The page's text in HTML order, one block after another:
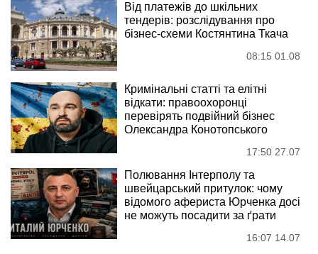
Від платежів до шкільних
тендерів: розслідування про
бізнес-схеми Костянтина Ткача
08:15 01.08
Кримінальні статті та елітні
відкати: правоохоронці
перевірять подвійний бізнес
Олександра Конотопського
17:50 27.07
Полювання Інтерполу та
швейцарський притулок: чому
відомого афериста Юрченка досі
не можуть посадити за ґрати
16:07 14.07